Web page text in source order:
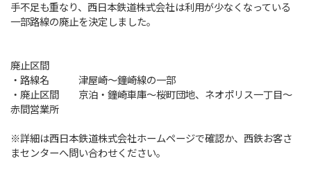
手不足も重なり、西日本鉄道株式会社は利用が少なくなっている
一部路線の廃止を決定しました。
廃止区間
・路線名 津屋崎～鐘崎線の一部
・廃止区間 京泊・鐘崎車庫～桜町団地、ネオポリス一丁目～
赤間営業所
※詳細は西日本鉄道株式会社ホームページで確認か、西鉄お客さ
まセンターへ問い合わせください。